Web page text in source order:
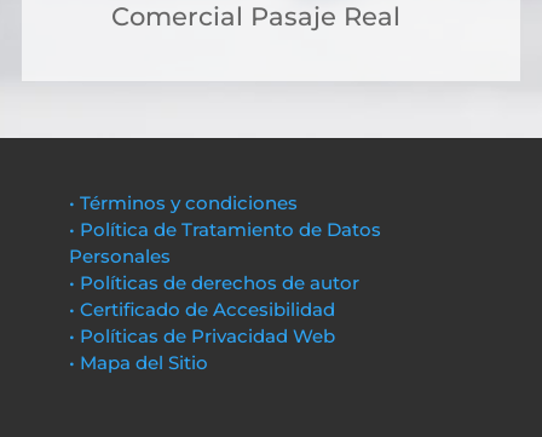
Comercial Pasaje Real
• Términos y condiciones
• Política de Tratamiento de Datos
Personales
• Políticas de derechos de autor
• Certificado de Accesibilidad
• Políticas de Privacidad Web
• Mapa del Sitio